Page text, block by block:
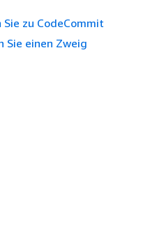
zu CodeCommit
Sie einen Zweig